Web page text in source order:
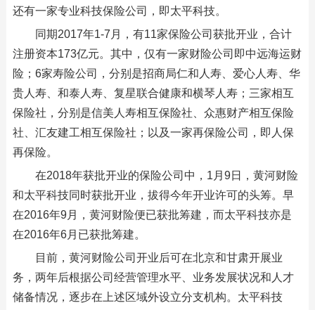
还有一家专业科技保险公司，即太平科技。
同期2017年1-7月，有11家保险公司获批开业，合计
注册资本173亿元。其中，仅有一家财险公司即中远海运财
险；6家寿险公司，分别是招商局仁和人寿、爱心人寿、华
贵人寿、和泰人寿、复星联合健康和横琴人寿；三家相互
保险社，分别是信美人寿相互保险社、众惠财产相互保险
社、汇友建工相互保险社；以及一家再保险公司，即人保
再保险。
在2018年获批开业的保险公司中，1月9日，黄河财险
和太平科技同时获批开业，拔得今年开业许可的头筹。早
在2016年9月，黄河财险便已获批筹建，而太平科技亦是
在2016年6月已获批筹建。
目前，黄河财险公司开业后可在北京和甘肃开展业
务，两年后根据公司经营管理水平、业务发展状况和人才
储备情况，逐步在上述区域外设立分支机构。太平科技